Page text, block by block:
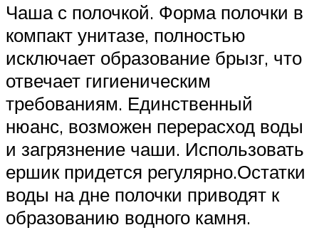
Чаша с полочкой. Форма полочки в
компакт унитазе, полностью
исключает образование брызг, что
отвечает гигиеническим
требованиям. Единственный
нюанс, возможен перерасход воды
и загрязнение чаши. Использовать
ершик придется регулярно.Остатки
воды на дне полочки приводят к
образованию водного камня.